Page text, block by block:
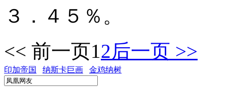
３．４５％。
<< 前一页12后一页 >>
印加帝国 纳斯卡巨画 金鸡纳树